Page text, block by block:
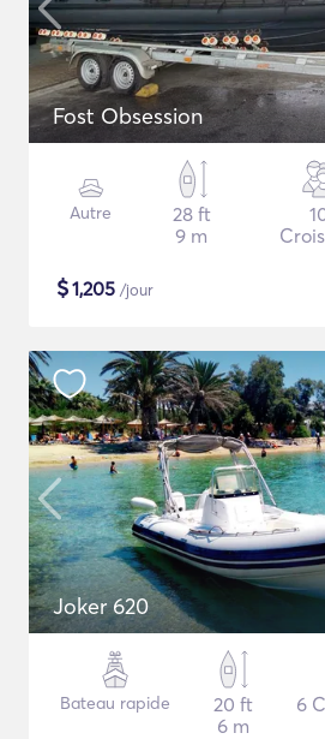
Fost Obsession
Autre
28 ft
9 m
$1,205 /jour
Joker 620
Bateau rapide
20 ft
6 m
6